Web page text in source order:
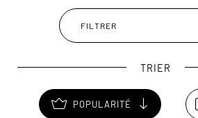
randonnée à pied.
FILTRER
TRIER
POPULARITÉ